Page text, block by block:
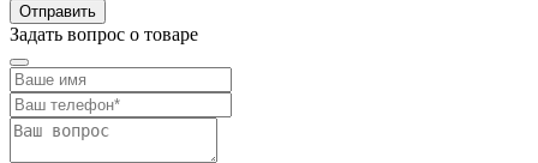
Отправить
Задать вопрос о товаре